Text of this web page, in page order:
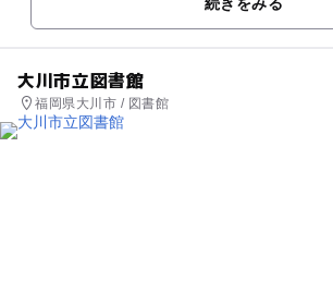
ーをはじめ、畳の上で読書が...続きをみる
大川市立図書館
福岡県大川市 / 図書館